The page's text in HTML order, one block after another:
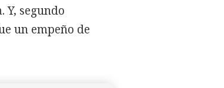
segundo
un empeño de